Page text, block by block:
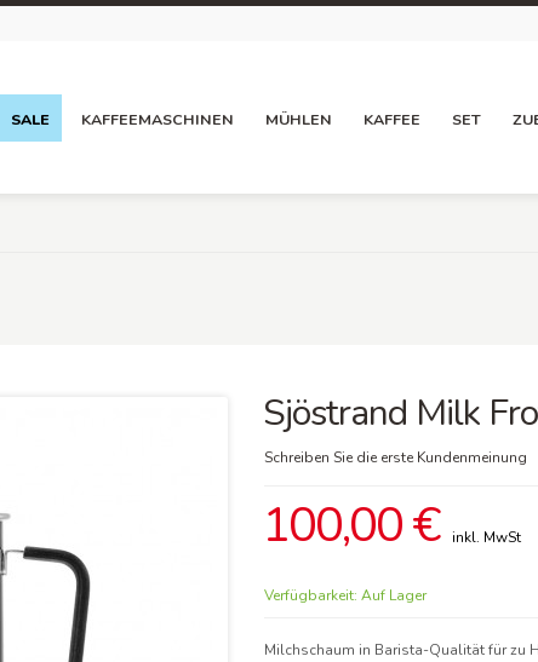
SALE KAFFEEMASCHINEN MÜHLEN KAFFEE SET
Sjöstrand Milk
Schreiben Sie die erste Kundenmeinung
100,00 €
Verfügbarkeit: Auf Lager
Milchschaum in Barista-Qualität für zu